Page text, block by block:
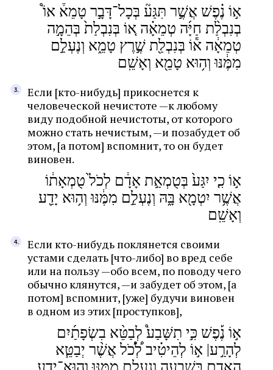
א֣וֹ נֶ֗פֶשׁ אֲשֶׁ֣ר תִּגַּע֘ בְּכָל־דָּבָ֣ר טָמֵא֒ אוֹ֩
בְנִבְלַ֨ת חַיָּ֜ה טְמֵאָ֗ה א֚וֹ בְּנִבְלַת֙ בְּהֵמָ֣ה
טְמֵאָ֔ה א֕וֹ בְּנִבְלַ֖ת שֶׁ֣רֶץ טָמֵ֑א וְנֶעְלַ֣ם
מִמֶּ֔נּוּ וְה֥וּא טָמֵ֖א וְאָשֵֽׁם
Если [кто-нибудь] прикоснется к
человеческой нечистоте —к любому
виду подобной нечистоты, от которого
можно стать нечистым, —и позабудет об
этом, [а потом] вспомнит, то он будет
виновен.
א֣וֹ כִ֤י יִגַּע֙ בְּטֻמְאַ֣ת אָדָ֔ם לְכֹל֙ טֻמְאָת֔וֹ
אֲשֶׁ֥ר יִטְמָ֖א בָּ֑הּ וְנֶעְלַ֣ם מִמֶּ֔נּוּ וְה֥וּא יָדַ֖ע
וְאָשֵֽׁם
Если кто-нибудь поклянется своими
устами сделать [что-либо] во вред себе
или на пользу —обо всем, по поводу чего
обычно клянутся, —и забудет об этом, [а
потом] вспомнит, [уже] будучи виновен
в одном из этих [проступков],
א֣וֹ נֶ֡פֶשׁ כִּ֣י תִשָּׁבַע֩ לְבַטֵּ֨א בִשְׂפָתַ֜יִם
לְהָרַ֣ע| א֣וֹ לְהֵיטִ֗יב לְ֠כֹ֠ל אֲשֶׁ֨ר יְבַטֵּ֧א
Журнал ЛЕХАИМ в вашем
email